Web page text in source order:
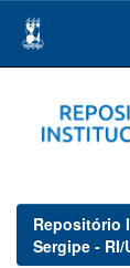
navigation
Repositório
Sergipe - RI/